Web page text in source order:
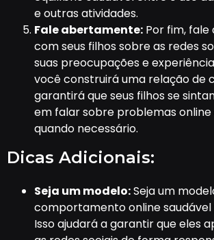
e outras atividades.
Fale abertamente: Por fim,
com seus filhos sobre as redes
suas preocupações e
você construirá uma relação de
garantirá que seus filhos se
em falar sobre problemas online
quando necessário.
Dicas Adicionais:
Seja um modelo:Seja um
comportamento online saudável
Isso ajudará a garantir que eles